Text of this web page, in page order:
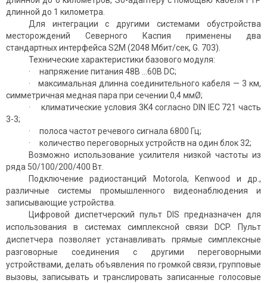
длинной до 1 километра.
Для интеграции с другими системами обустройства
месторождений Северного Каспия применены два
стандартных интерфейса S2M (2048 Мбит/сек, G. 703).
Технические характеристики базового модуля:
· напряжение питания 48В ...60В DC;
· максимальная длинна соединительного кабеля — 3 км,
симметричная медная пара при сечении 0,4 ммØ;
· климатические условия 3K4 согласно DIN IEC 721 часть
3-3;
· полоса частот речевого сигнала 6800 Гц;
· количество переговорных устройств на один блок 32;
Возможно использование усилителя низкой частоты из
ряда 50/100/200/400 Вт.
Подключение радиостанций Motorola, Kenwood и др.,
различные системы промышленного видеонаблюдения и
записывающие устройства.
Цифровой диспетчерский пульт DIS предназначен для
использования в системах симплексной связи DCP. Пульт
диспетчера позволяет устанавливать прямые симплексные
разговорные соединения с другими переговорными
устройствами, делать объявления по громкой связи, групповые
вызовы, записывать и транслировать записанные голосовые